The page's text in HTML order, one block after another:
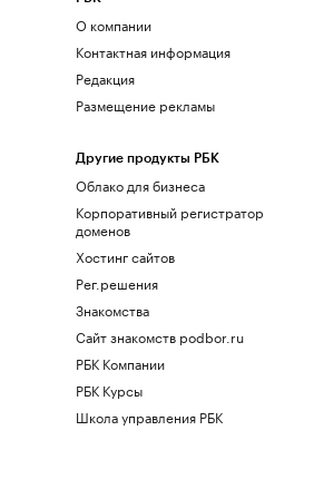
О компании
Контактная информация
Редакция
Размещение рекламы
Другие продукты РБК
Облако для бизнеса
Корпоративный регистратор
доменов
Хостинг сайтов
Рег.решения
Знакомства
Сайт знакомств podbor.ru
РБК Компании
РБК Курсы
Школа управления РБК